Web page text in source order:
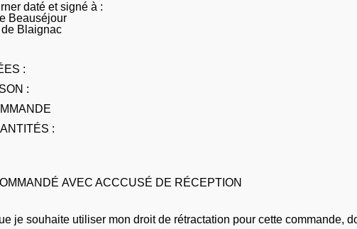
daté et signé à :
Beauséjour
Blaignac
:
:
:
AVEC ACCCUSÉ DE RÉCEPTION
je souhaite utiliser mon droit de rétractation pour cette commande,